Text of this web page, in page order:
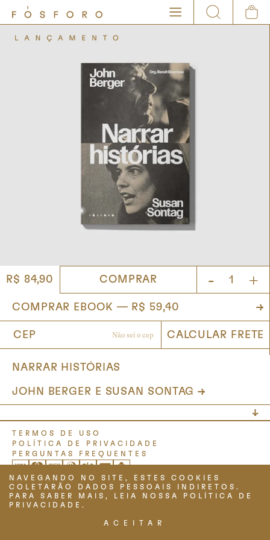
R$ 84,90 - +
COMPRAR
NARRAR HISTÓRIAS
JOHN BERGER E SUSAN SONTAG
NAVEGANDO NO SITE, ESTES COOKIES
COLETARÃO DADOS PESSOAIS INDIRETOS.
PARA SABER MAIS, LEIA NOSSA POLÍTICA DE
PRIVACIDADE.
ACEITAR
TERMOS DE USO
POLÍTICA DE PRIVACIDADE
PERGUNTAS FREQUENTES